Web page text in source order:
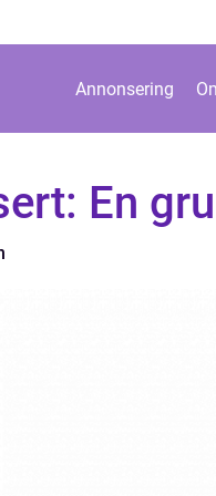
Annonsering
En